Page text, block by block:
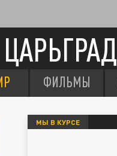
ЦАРЬГРАД
ФИЛЬМЫ
МЫ В КУРСЕ